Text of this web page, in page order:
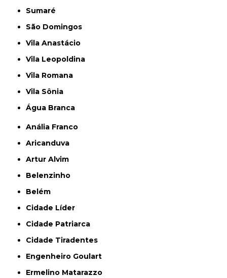
Sumaré
São Domingos
Vila Anastácio
Vila Leopoldina
Vila Romana
Vila Sônia
Água Branca
Anália Franco
Aricanduva
Artur Alvim
Belenzinho
Belém
Cidade Líder
Cidade Patriarca
Cidade Tiradentes
Engenheiro Goulart
Ermelino Matarazzo